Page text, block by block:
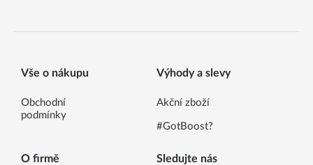
Vše o nákupu
Obchodní
podmínky
Výhody a slevy
Akční zboží
#GotBoost?
O firmě Sledujte nás